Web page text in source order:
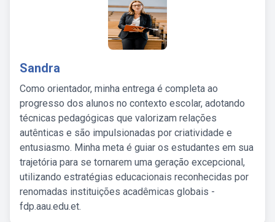
Sandra
Como orientador, minha entrega é completa ao
progresso dos alunos no contexto escolar, adotando
técnicas pedagógicas que valorizam relações
autênticas e são impulsionadas por criatividade e
entusiasmo. Minha meta é guiar os estudantes em sua
trajetória para se tornarem uma geração excepcional,
utilizando estratégias educacionais reconhecidas por
renomadas instituições acadêmicas globais -
fdp.aau.edu.et.